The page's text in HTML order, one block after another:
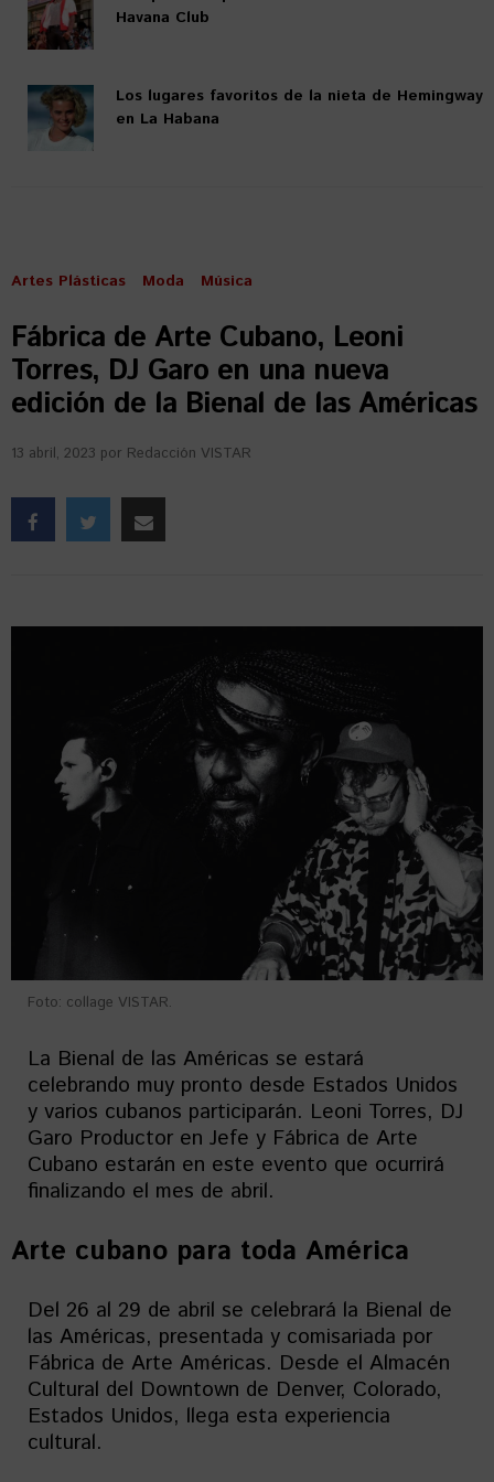
Havana Club
Los lugares favoritos de la nieta de Hemingway
en La Habana
Artes Plásticas Moda Música
Fábrica de Arte Cubano, Leoni
Torres, DJ Garo en una nueva
edición de la Bienal de las Américas
13 abril, 2023 por Redacción VISTAR
Foto: collage VISTAR.
La Bienal de las Américas se estará
celebrando muy pronto desde Estados Unidos
y varios cubanos participarán. Leoni Torres, DJ
Garo Productor en Jefe y Fábrica de Arte
Cubano estarán en este evento que ocurrirá
finalizando el mes de abril.
Arte cubano para toda América
Del 26 al 29 de abril se celebrará la Bienal de
las Américas, presentada y comisariada por
Fábrica de Arte Américas. Desde el Almacén
Cultural del Downtown de Denver, Colorado,
Estados Unidos, llega esta experiencia
cultural.